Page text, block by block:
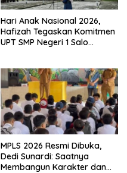
Hari Anak Nasional 2026,
Hafizah Tegaskan Komitmen
UPT SMP Negeri 1 Salo
MPLS 2026 Resmi Dibuka,
Dedi Sunardi: Saatnya
Membangun Karakter dan